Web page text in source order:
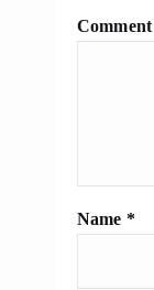
Comment
Name *